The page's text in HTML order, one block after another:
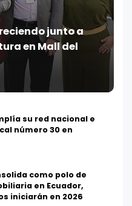
junto a
en Mall del
su red nacional e
número 30 en
como polo de
en Ecuador,
iniciarán en 2026